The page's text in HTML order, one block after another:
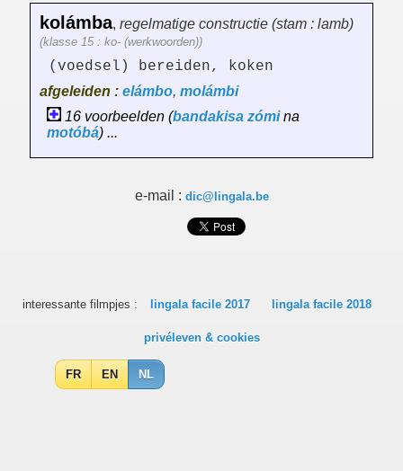
kolámba, regelmatige constructie (stam : lamb)
(klasse 15 : ko- (werkwoorden))
(voedsel) bereiden, koken
afgeleiden : elámbo, molámbi
16 voorbeelden (bandakisa zómina
motóbá) ...
e-mail : dic@lingala.be
interessante filmpjes : lingala facile 2017 lingala facile 2018
privéleven & cookies
FR EN NL